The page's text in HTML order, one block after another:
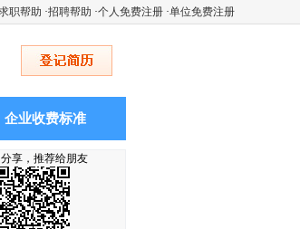
职帮助 ·招聘帮助 ·个人免费注册 ·单位免费注册
企业收费标准
享，推荐给朋友